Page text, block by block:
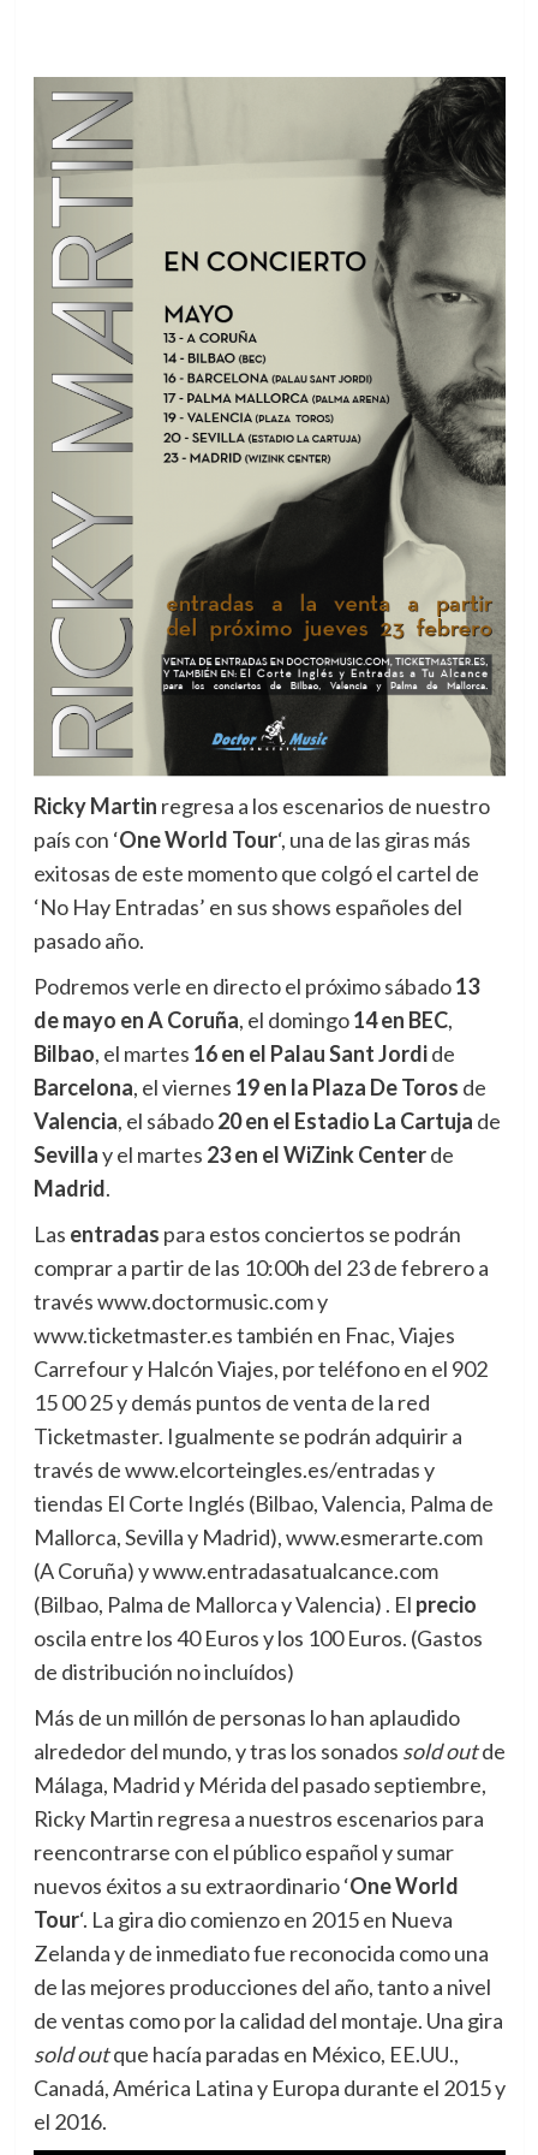
Ricky Martin regresa a los escenarios de nuestro
país con ‘One World Tour‘, una de las giras más
exitosas de este momento que colgó el cartel de
‘No Hay Entradas’ en sus shows españoles del
pasado año.
Podremos verle en directo el próximo sábado13
de mayo en A Coruña, el domingo14 en BEC,
Bilbao, el martes 16 en el Palau Sant Jordide
Barcelona, el viernes 19 en la Plaza De Toros de
Valencia, el sábado20 en el Estadio La Cartuja de
Sevillay el martes 23 en el WiZink Centerde
Madrid.
Las entradas para estos conciertos se podrán
comprar a partir de las 10:00h del 23 de febrero a
través www.doctormusic.com y
www.ticketmaster.es también en Fnac, Viajes
Carrefour y Halcón Viajes, por teléfono en el 902
15 00 25 y demás puntos de venta de la red
Ticketmaster. Igualmente se podrán adquirir a
través de www.elcorteingles.es/entradas y
tiendas El Corte Inglés (Bilbao, Valencia, Palma de
Mallorca, Sevilla y Madrid), www.esmerarte.com
(A Coruña) y www.entradasatualcance.com
(Bilbao, Palma de Mallorca y Valencia) . El precio
oscila entre los 40 Euros y los 100 Euros. (Gastos
de distribución no incluídos)
Más de un millón de personas lo han aplaudido
alrededor del mundo, y tras los sonados sold outde
Málaga, Madrid y Mérida del pasado septiembre,
Ricky Martin regresa a nuestros escenarios para
reencontrarse con el público español y sumar
nuevos éxitos a su extraordinario ‘One World
Tour‘. La gira dio comienzo en 2015 en Nueva
Zelanda y de inmediato fue reconocida como una
de las mejores producciones del año, tanto a nivel
de ventas como por la calidad del montaje. Una gira
sold outque hacía paradas en México, EE.UU.,
Canadá, América Latina y Europa durante el 2015 y
el 2016.